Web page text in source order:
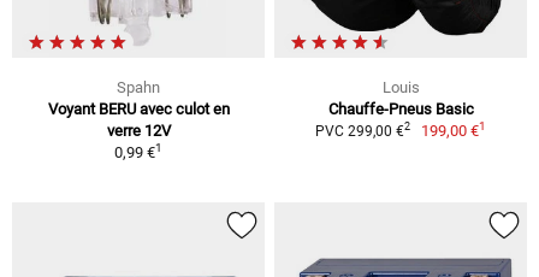
Spahn
Voyant BERU avec culot en
verre 12V
0,99 €1
Louis
Chauffe-Pneus Basic
PVC 299,00 €2 199,00 €1